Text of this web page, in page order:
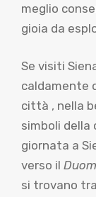
meglio
gioia da
Se visiti
caldamente
città , nella
simboli della
giornata a
verso il
si trovano tra